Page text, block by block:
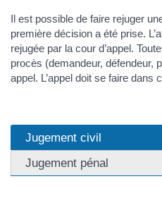
Il est possible de faire rejuger
première décision a été prise.
rejugée par la cour d’appel.
procès (demandeur, défendeur,
appel. L’appel doit se faire dans
Jugement civil
Jugement pénal